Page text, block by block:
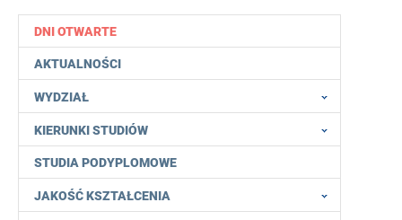
DNI OTWARTE
AKTUALNOŚCI
WYDZIAŁ
KIERUNKI STUDIÓW
STUDIA PODYPLOMOWE
JAKOŚĆ KSZTAŁCENIA